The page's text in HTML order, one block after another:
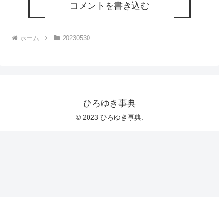
コメントを書き込む
ホーム 20230530
ひろゆき事典
© 2023 ひろゆき事典.